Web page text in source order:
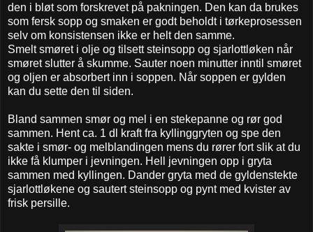
den i bløt som forskrevet på pakningen. Den kan da brukes
som fersk sopp og smaken er godt beholdt i tørkeprosessen
selv om konsistensen ikke er helt den samme.
Smelt smøret i olje og tilsett steinsopp og sjarlottløken når
smøret slutter å skumme. Sauter noen minutter inntil smøret
og oljen er absorbert inn i soppen. Når soppen er gylden
kan du sette den til siden.
Bland sammen smør og mel i en stekepanne og rør god
sammen. Hent ca. 1 dl kraft fra kyllinggryten og spe den
sakte i smør- og melblandingen mens du rører fort slik at du
ikke få klumper i jevningen. Hell jevningen opp i gryta
sammen med kyllingen. Dander gryta med de gyldenstekte
sjarlottløkene og sautert steinsopp og pynt med kvister av
frisk persille.